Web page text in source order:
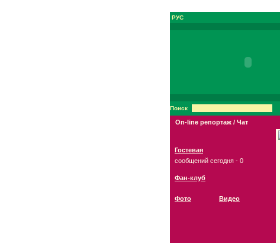
РУС
Поиск
On-line репортаж / Чат
Гостевая
сообщений сегодня - 0
Фан-клуб
Фото Видео